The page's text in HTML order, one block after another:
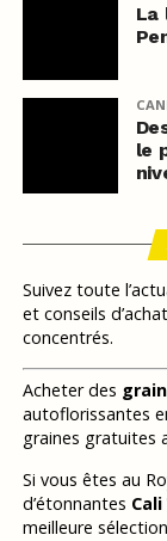
La
le
Suivez toute
et conseils
concentrés.
Acheter des
autoflorissantes
graines gratuites
Si vous êtes au
d’étonnantes
meilleure